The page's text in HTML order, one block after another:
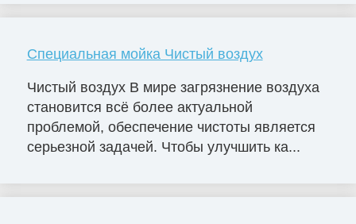
Специальная мойка Чистый воздух
Чистый воздух В мире загрязнение воздуха
становится всё более актуальной
проблемой, обеспечение чистоты является
серьезной задачей. Чтобы улучшить ка...